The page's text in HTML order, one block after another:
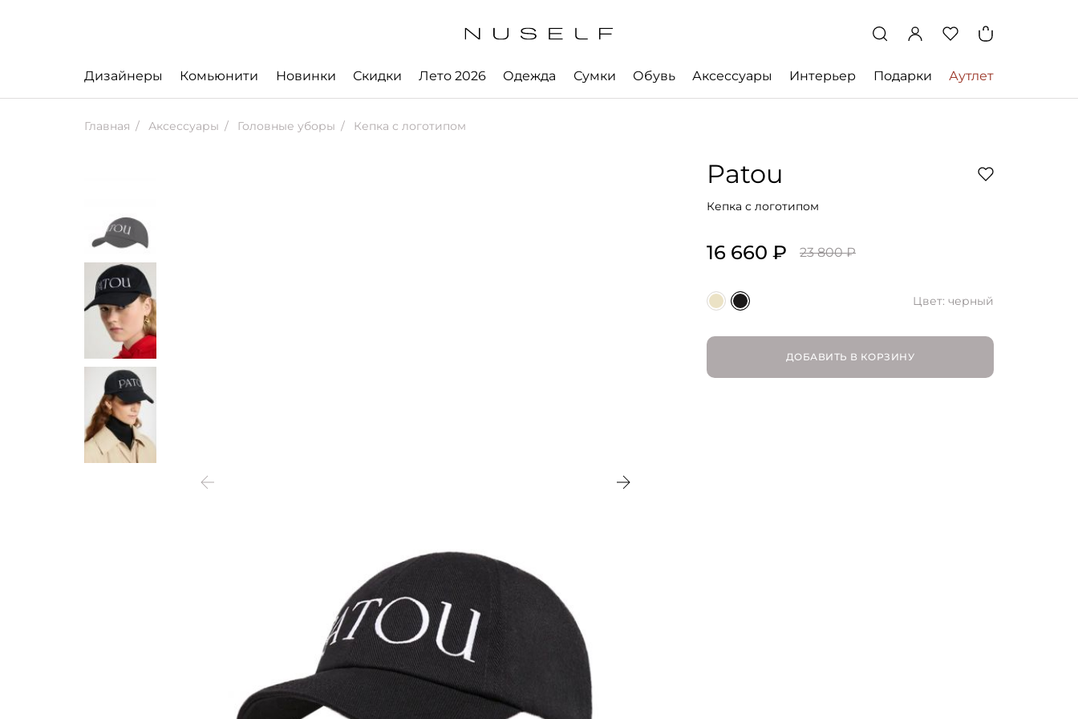
Дизайнеры Комьюнити Новинки Скидки Лето 2026 Одежда Сумки Обувь Аксессуары Интерьер Подарки Аутлет
Главная Аксессуары Головные уборы Кепка с логотипом
Patou
Кепка с логотипом
16 660 ₽ 23 800 ₽
Цвет: черный
ДОБАВИТЬ В КОРЗИНУ